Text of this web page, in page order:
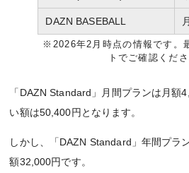
DAZN BASEBALL
※2026年2月時点の情報です。
トでご確認くださ
「DAZN Standard」月間プランは月額
い額は50,400円となります。
しかし、「DAZN Standard」年間プラ
額32,000円です。